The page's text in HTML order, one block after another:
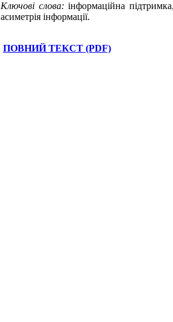
Ключові слова: інформаційна
асиметрія інформації.
ПОВНИЙ ТЕКСТ (PDF)